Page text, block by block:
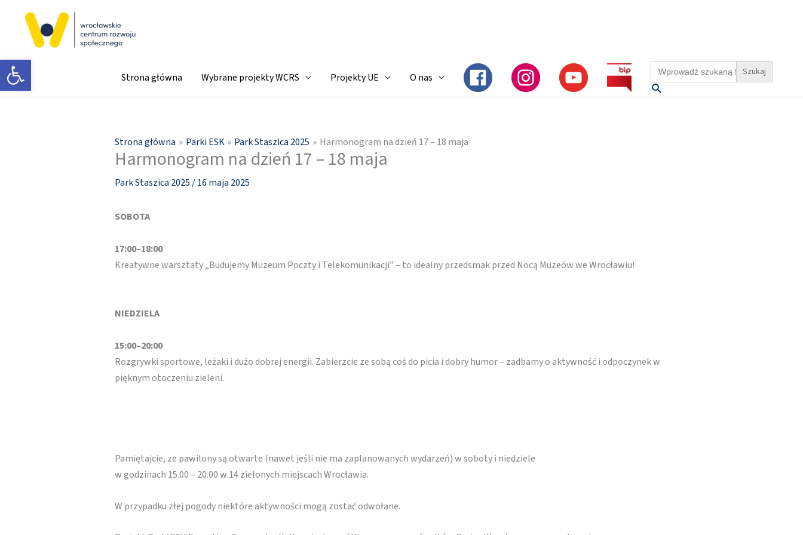
Otwórz pasek narzędzi Strona główna Wybrane projekty WCRS Projekty UE O nas
Search
for:
Szukaj
Strona główna Parki ESK Park Staszica 2025 Harmonogram na dzień 17 – 18 maja
Harmonogram na dzień 17 – 18 maja
Park Staszica 2025 /16 maja 2025
SOBOTA
17:00–18:00
Kreatywne warsztaty „Budujemy Muzeum Poczty i Telekomunikacji” – to idealny przedsmak przed Nocą Muzeów we Wrocławiu!
NIEDZIELA
15:00–20:00
Rozgrywki sportowe, leżaki i dużo dobrej energii. Zabierzcie ze sobą coś do picia i dobry humor – zadbamy o aktywność i odpoczynek w
pięknym otoczeniu zieleni.
Pamiętajcie, ze pawilony są otwarte (nawet jeśli nie ma zaplanowanych wydarzeń) w soboty i niedziele
w godzinach 15.00 – 20.00 w 14 zielonych miejscach Wrocławia.
W przypadku złej pogody niektóre aktywności mogą zostać odwołane.